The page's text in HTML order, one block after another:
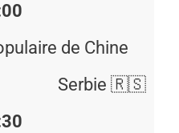
de Chine
Serbie 🇷🇸